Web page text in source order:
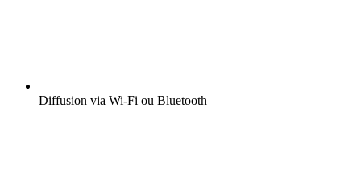
Diffusion via Wi-Fi ou Bluetooth